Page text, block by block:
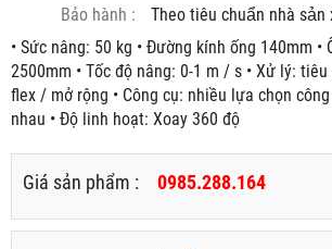
Bảo hành :
Theo tiêu chuẩn nhà sản
• Sức nâng: 50 kg • Đường kính ống 140mm •
2500mm • Tốc độ nâng: 0-1 m / s • Xử lý:
flex / mở rộng • Công cụ: nhiều lựa chọn
nhau • Độ linh hoạt: Xoay 360 độ
Giá sản phẩm : 0985.288.164